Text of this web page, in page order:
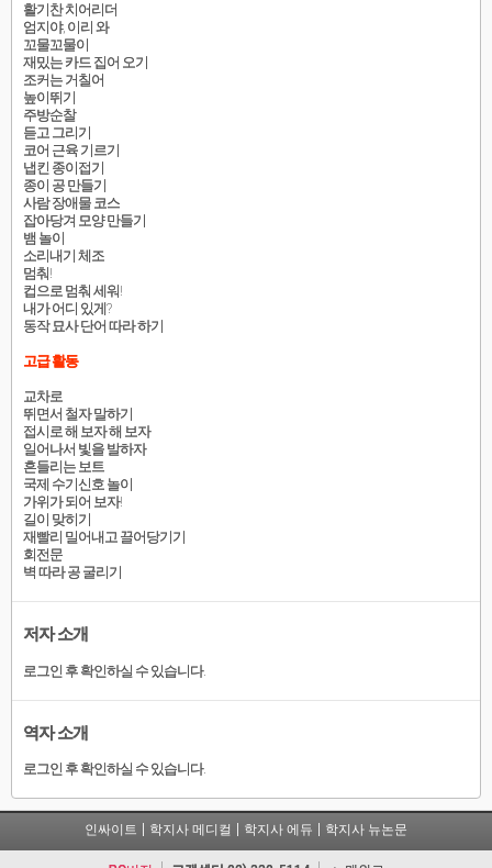
활기찬 치어리더
엄지야, 이리 와
꼬물꼬물이
재밌는 카드 집어 오기
조커는 거칠어
높이뛰기
주방순찰
듣고 그리기
코어 근육 기르기
냅킨 종이접기
종이 공 만들기
사람 장애물 코스
잡아당겨 모양 만들기
뱀 놀이
소리내기 체조
멈춰!
컵으로 멈춰 세워!
내가 어디 있게?
동작 묘사 단어 따라 하기
고급 활동
교차로
뛰면서 철자 말하기
접시로 해 보자 해 보자
일어나서 빛을 발하자
흔들리는 보트
국제 수기신호 놀이
가위가 되어 보자!
길이 맞히기
재빨리 밀어내고 끌어당기기
회전문
벽 따라 공 굴리기
저자 소개
로그인 후 확인하실 수 있습니다.
역자 소개
로그인 후 확인하실 수 있습니다.
인싸이트 학지사 메디컬 학지사 에듀 학지사 뉴논문